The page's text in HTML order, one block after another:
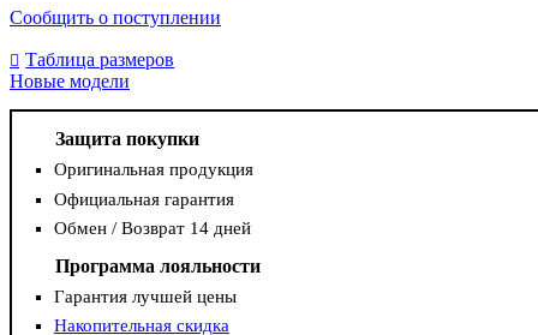
Сообщить о поступлении
Таблица размеров
Новые модели
Защита покупки
Оригинальная продукция
Официальная гарантия
Обмен / Возврат 14 дней
Программа лояльности
Гарантия лучшей цены
Накопительная скидка